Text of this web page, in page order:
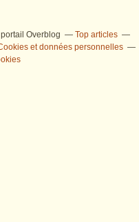
Overblog
Top articles
et données personnelles